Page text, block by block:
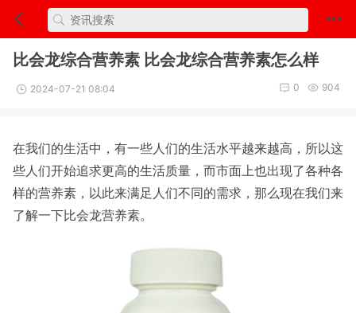
比会龙综合营养素 比会龙综合营养素怎么样
2024-07-21 08:04 904
0
在我们的生活中，有一些人们的生活水平越来越高，所以这
些人们开始追求更高的生活质量，而市面上也出现了各种各
样的营养素，以此来满足人们不同的需求，那么现在我们来
了解一下比会龙营养素。